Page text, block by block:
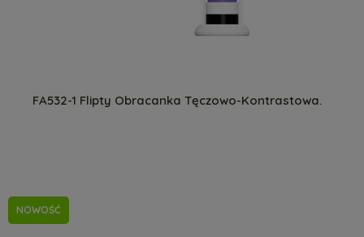
FA532-1 Flipty Obracanka Tęczowo-Kontrastowa.
NOWOŚĆ